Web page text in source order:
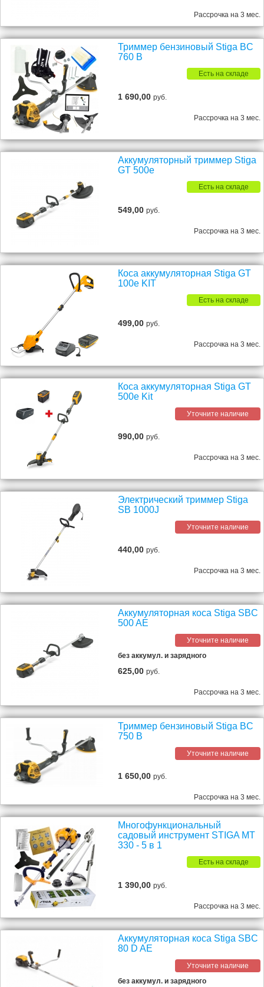
Рассрочка на 3 мес.
Триммер бензиновый Stiga BC
760 B
Есть на складе
1 690,00руб.
Рассрочка на 3 мес.
Аккумуляторный триммер Stiga
GT 500e
Есть на складе
549,00руб.
Рассрочка на 3 мес.
Коса аккумуляторная Stiga GT
100e KIT
Есть на складе
499,00руб.
Рассрочка на 3 мес.
Коса аккумуляторная Stiga GT
500e Kit
Уточните наличие
990,00руб.
Рассрочка на 3 мес.
Электрический триммер Stiga
SB 1000J
Уточните наличие
440,00руб.
Рассрочка на 3 мес.
Аккумуляторная коса Stiga SBC
500 AE
Уточните наличие
без аккумул. и зарядного
625,00руб.
Рассрочка на 3 мес.
Триммер бензиновый Stiga BC
750 B
Уточните наличие
1 650,00руб.
Рассрочка на 3 мес.
Многофункциональный
садовый инструмент STIGA MT
330 - 5 в 1
Есть на складе
1 390,00руб.
Рассрочка на 3 мес.
Аккумуляторная коса Stiga SBC
80 D AE
Уточните наличие
без аккумул. и зарядного